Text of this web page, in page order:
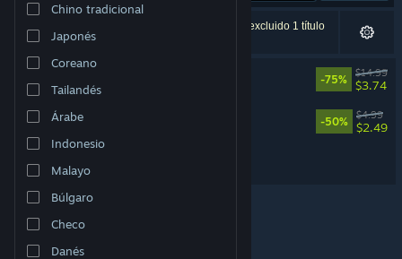
Cambiar idioma
Descargar Steam Mobile
Ver versión clásica
Chino tradicional
Japonés
Coreano
Tailandés
Árabe
Indonesio
Malayo
Búlgaro
Checo
Danés
3 resultados coinciden con la búsqueda. Se ha excluido 1 título
basándose en tus preferencias.
-75%
$14.99
$3.74
-50%
$4.99
$2.49